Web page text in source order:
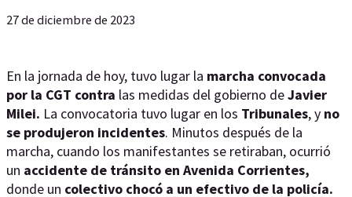
27 de diciembre de 2023
En la jornada de hoy, tuvo lugar la marcha convocada
por la CGT contra las medidas del gobierno deJavier
Milei. La convocatoria tuvo lugar en los Tribunales, y no
se produjeron incidentes. Minutos después de la
marcha, cuando los manifestantes se retiraban, ocurrió
un accidente de tránsito en Avenida Corrientes,
donde un colectivo chocó a un efectivo de la policía.